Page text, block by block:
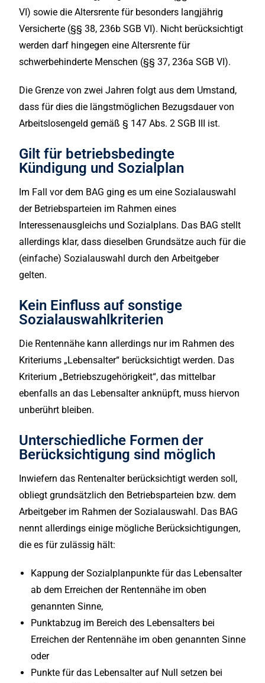
VI) sowie die Altersrente für besonders langjährig
Versicherte (§§ 38, 236b SGB VI). Nicht berücksichtigt
werden darf hingegen eine Altersrente für
schwerbehinderte Menschen (§§ 37, 236a SGB VI).
Die Grenze von zwei Jahren folgt aus dem Umstand,
dass für dies die längstmöglichen Bezugsdauer von
Arbeitslosengeld gemäß § 147 Abs. 2 SGB III ist.
Gilt für betriebsbedingte
Kündigung und Sozialplan
Im Fall vor dem BAG ging es um eine Sozialauswahl
der Betriebsparteien im Rahmen eines
Interessenausgleichs und Sozialplans. Das BAG stellt
allerdings klar, dass dieselben Grundsätze auch für die
(einfache) Sozialauswahl durch den Arbeitgeber
gelten.
Kein Einfluss auf sonstige
Sozialauswahlkriterien
Die Rentennähe kann allerdings nur im Rahmen des
Kriteriums „Lebensalter“ berücksichtigt werden. Das
Kriterium „Betriebszugehörigkeit“, das mittelbar
ebenfalls an das Lebensalter anknüpft, muss hiervon
unberührt bleiben.
Unterschiedliche Formen der
Berücksichtigung sind möglich
Inwiefern das Rentenalter berücksichtigt werden soll,
obliegt grundsätzlich den Betriebsparteien bzw. dem
Arbeitgeber im Rahmen der Sozialauswahl. Das BAG
nennt allerdings einige mögliche Berücksichtigungen,
die es für zulässig hält:
Kappung der Sozialplanpunkte für das Lebensalter
ab dem Erreichen der Rentennähe im oben
genannten Sinne,
Punktabzug im Bereich des Lebensalters bei
Erreichen der Rentennähe im oben genannten Sinne
oder
Punkte für das Lebensalter auf Null setzen bei